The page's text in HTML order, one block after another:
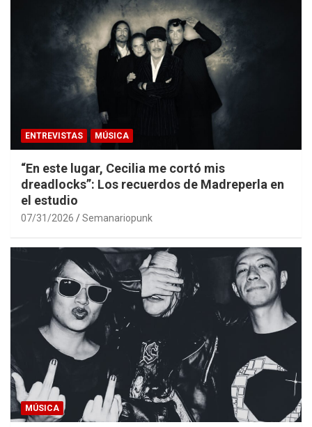
ENTREVISTAS MÚSICA
“En este lugar, Cecilia me cortó mis
dreadlocks”: Los recuerdos de Madreperla en
el estudio
07/31/2026 Semanariopunk
MÚSICA